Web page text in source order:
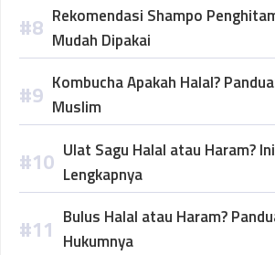
Rekomendasi Shampo
Mudah Dipakai
Kombucha Apakah Halal?
Muslim
Ulat Sagu Halal atau Haram?
Lengkapnya
Bulus Halal atau Haram?
Hukumnya